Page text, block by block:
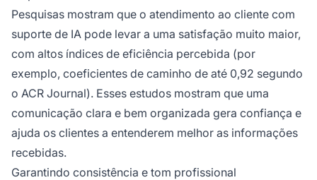
Pesquisas mostram que o atendimento ao cliente com
suporte de IA pode levar a uma satisfação muito maior,
com altos índices de eficiência percebida (por
exemplo, coeficientes de caminho de até 0,92 segundo
o ACR Journal). Esses estudos mostram que uma
comunicação clara e bem organizada gera confiança e
ajuda os clientes a entenderem melhor as informações
recebidas.
Garantindo consistência e tom profissional